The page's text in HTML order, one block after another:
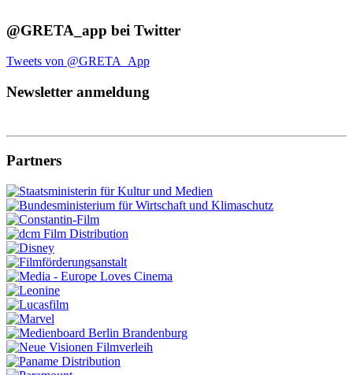
@GRETA_app bei Twitter
Tweets von @GRETA_App
Newsletter anmeldung
Partners